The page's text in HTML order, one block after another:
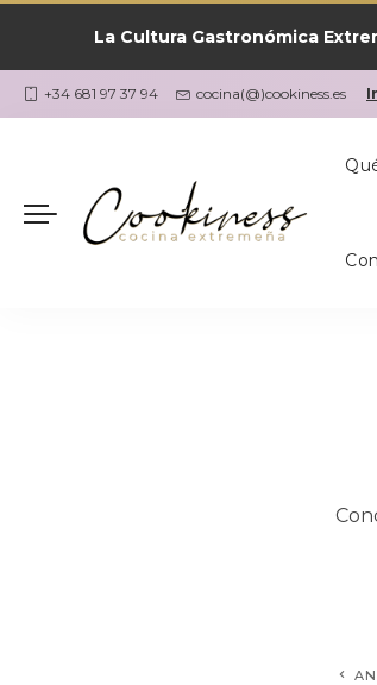
La Cultura Gastronómica
+34 681 97 37 94 cocina(@)cookiness.es
Las Recetas por
Cookiness